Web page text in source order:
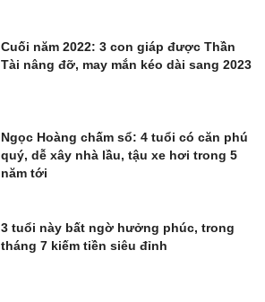
Cuối năm 2022: 3 con giáp được Thần
Tài nâng đỡ, may mắn kéo dài sang 2023
Ngọc Hoàng chấm sổ: 4 tuổi có căn phú
quý, dễ xây nhà lầu, tậu xe hơi trong 5
năm tới
3 tuổi này bất ngờ hưởng phúc, trong
tháng 7 kiếm tiền siêu đỉnh